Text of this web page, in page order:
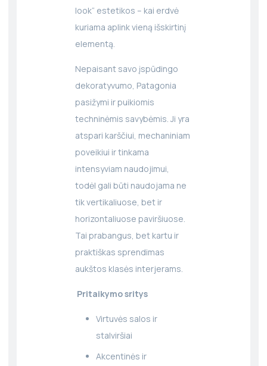
look“ estetikos – kai erdvė
kuriama aplink vieną išskirtinį
elementą.
Nepaisant savo įspūdingo
dekoratyvumo, Patagonia
pasižymi ir puikiomis
techninėmis savybėmis. Ji yra
atspari karščiui, mechaniniam
poveikiui ir tinkama
intensyviam naudojimui,
todėl gali būti naudojama ne
tik vertikaliuose, bet ir
horizontaliuose paviršiuose.
Tai prabangus, bet kartu ir
praktiškas sprendimas
aukštos klasės interjerams.
Pritaikymo sritys
Virtuvės salos ir
stalviršiai
Akcentinės ir